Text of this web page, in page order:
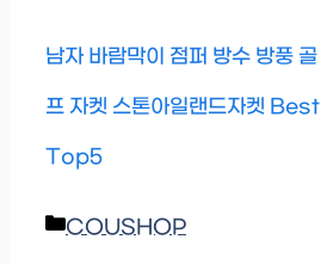
남자 바람막이 점퍼 방수 방풍 골
프 자켓 스톤아일랜드자켓 Best
Top5
Categories
COUSHOP